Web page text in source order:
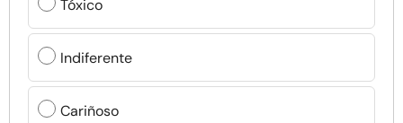
Tóxico
Indiferente
Cariñoso